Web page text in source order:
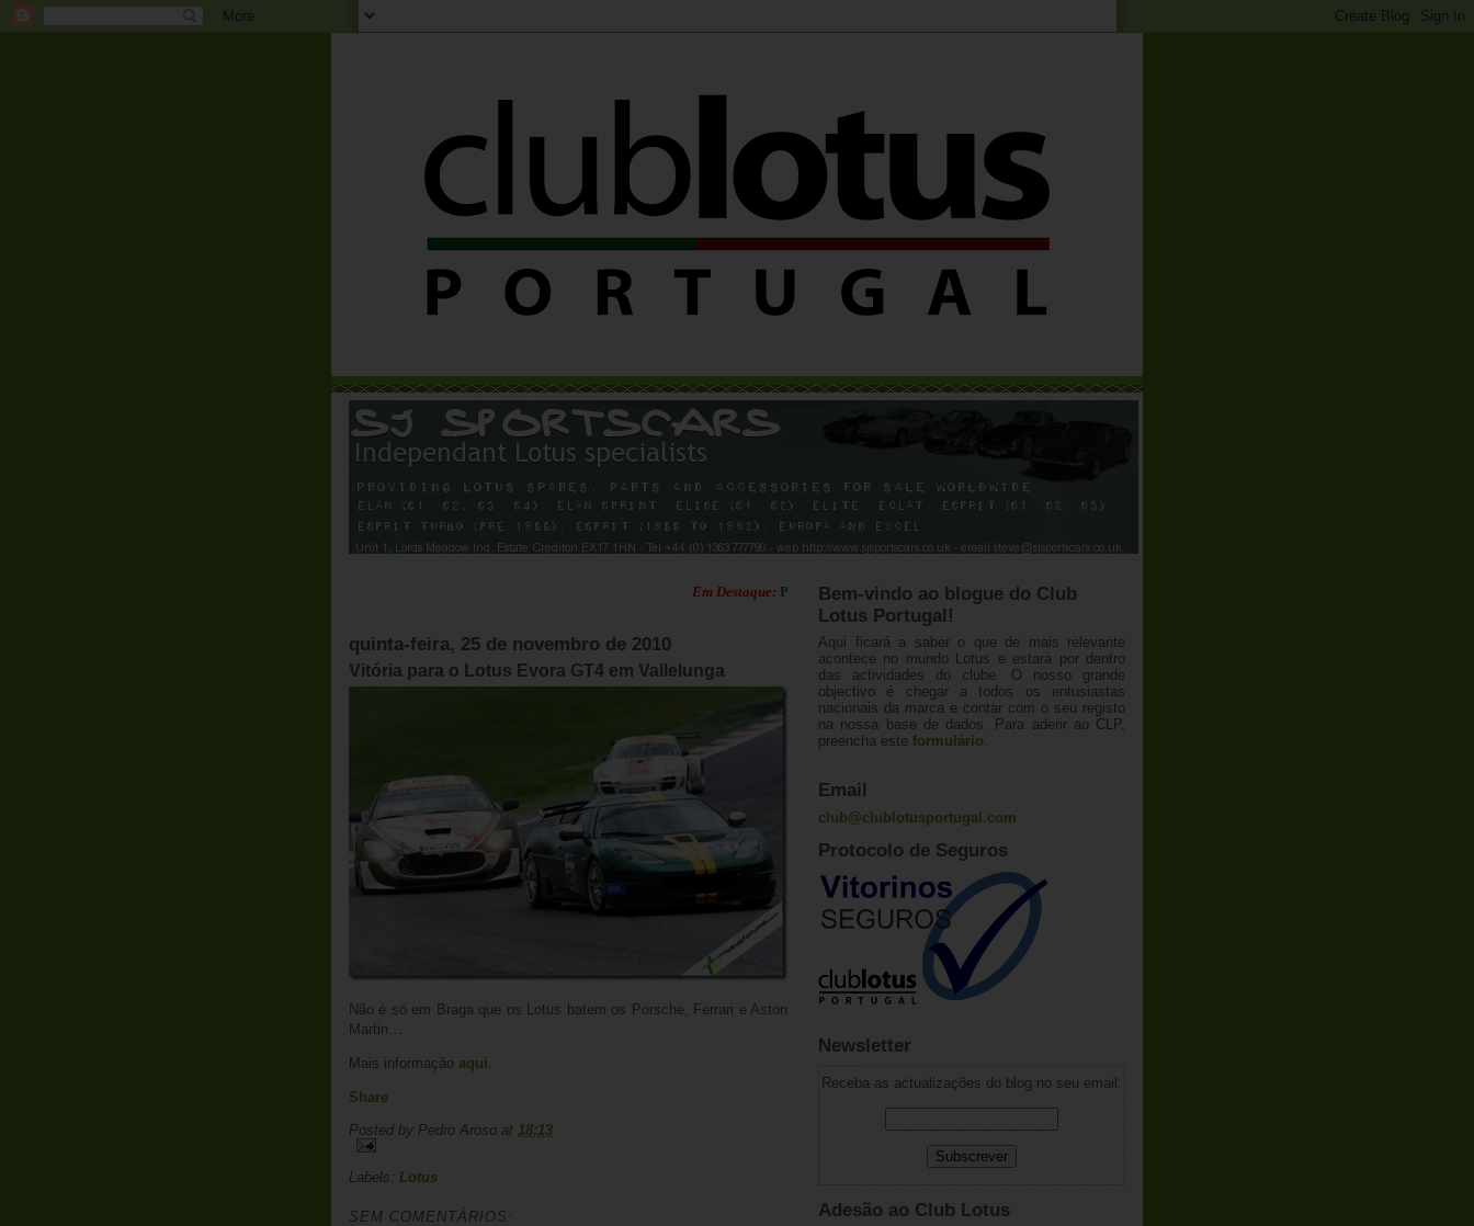
Em Destaque:Parcerias Club Lotus Portugal
quinta-feira, 25 de novembro de 2010
Vitória para o Lotus Evora GT4 em Vallelunga
Não é só em Braga que os Lotus batem os Porsche, Ferrari e Aston
Martin…
Mais informação aqui
Share
Posted by Pedro Aroso at 18:13
Labels: Lotus
SEM COMENTÁRIOS:
Bem-vindo ao blogue do Club
Lotus Portugal!
Aqui ficará a saber o que de mais relevante
acontece no mundo Lotus e estará por dentro
das actividades do clube. O nosso grande
objectivo é chegar a todos os entusiastas
nacionais da marca e contar com o seu registo
na nossa base de dados. Para aderir ao CLP,
preencha este formulário.
Email
club@clublotusportugal.com
Protocolo de Seguros
Newsletter
Receba as actualizações do blog no seu email:
Adesão ao Club Lotus